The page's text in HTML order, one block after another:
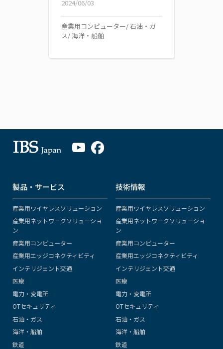
2024/06/03
産業用コンピューター/ 石油・ガ
ス/ 海洋・船舶
製品・サービス
産業用ワイヤレスソリューション
産業用ネットワークソリューショ
ン
産業用コンピューター
産業用エッジコネクティビティ
インテリジェント交通
医療
電力・変電所
OTセキュリティ
石油・ガス
海洋・船舶
鉄道
技術情報
産業用ワイヤレスソリューション
産業用ネットワークソリューショ
ン
産業用コンピューター
産業用エッジコネクティビティ
インテリジェント交通
医療
電力・変電所
OTセキュリティ
石油・ガス
海洋・船舶
鉄道